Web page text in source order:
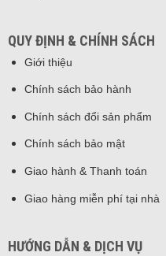
QUY ĐỊNH & CHÍNH SÁCH
Giới thiệu
Chính sách bảo hành
Chính sách đổi sản phẩm
Chính sách bảo mật
Giao hành & Thanh toán
Giao hàng miễn phí tại nhà
HƯỚNG DẪN & DỊCH VỤ